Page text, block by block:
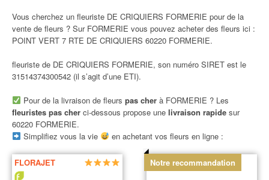
Vous cherchez un fleuriste DE CRIQUIERS FORMERIE pour de la
vente de fleurs ? Sur FORMERIE vous pouvez acheter des fleurs ici :
POINT VERT 7 RTE DE CRIQUIERS 60220 FORMERIE.
fleuriste de DE CRIQUIERS FORMERIE, son numéro SIRET est le
31514374300542 (il s’agit d’une ETI).
Pour de la livraison de fleurs pas cherà FORMERIE ? Les
fleuristes pas cher ci-dessous propose une livraison rapide sur
60220 FORMERIE.
Simplifiez vous la vie
en achetant vos fleurs en ligne :
FLORAJET Notre recommandation